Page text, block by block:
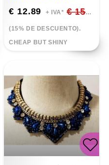
€ 12.89 + IVA* € 15.16
(15% DE DESCUENTO).
CHEAP BUT SHINY